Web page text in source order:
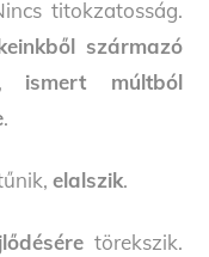
titokzatosság.
származó
ismert múltból
.
elalszik.
törekszik.